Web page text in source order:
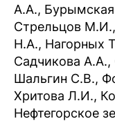
A.A.,
Стрельцов
Н.A., Нагорных
Садчикова
Шальгин С.В.,
Хритова Л.И.,
Нефтегорское